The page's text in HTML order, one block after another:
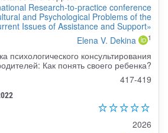
Research-to-practice conference
and Psychological Problems of the
Issues of Assistance and Support»
Elena V. Dekina 1
психологического консультирования
Как понять своего ребенка?
417-419
2026